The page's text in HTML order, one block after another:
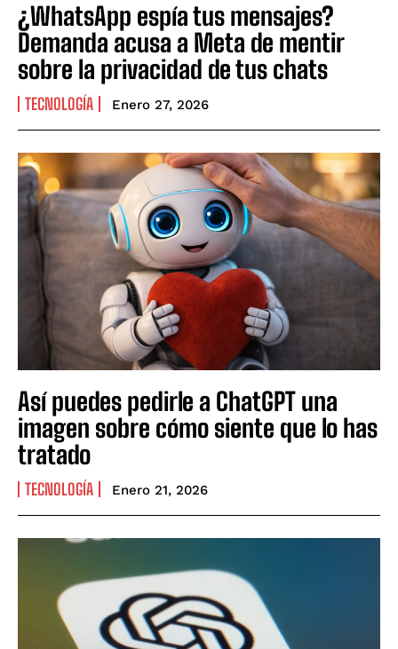
¿WhatsApp espía tus mensajes?
Demanda acusa a Meta de mentir
sobre la privacidad de tus chats
TECNOLOGÍA Enero 27, 2026
Así puedes pedirle a ChatGPT una
imagen sobre cómo siente que lo has
tratado
TECNOLOGÍA Enero 21, 2026